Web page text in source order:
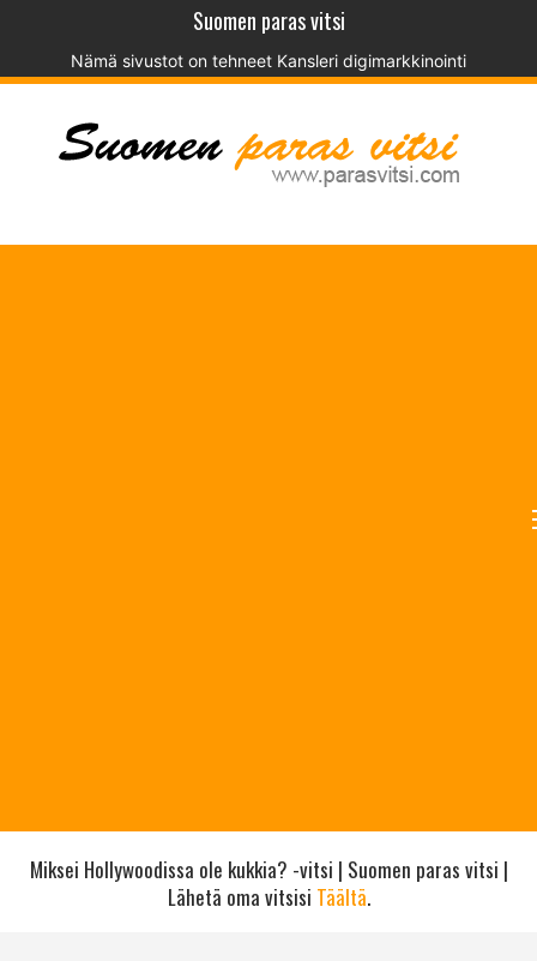
Suomen paras vitsi
Nämä sivustot on tehneet Kansleri digimarkkinointi
Miksei Hollywoodissa ole kukkia? -vitsi | Suomen paras vitsi |
Lähetä oma vitsisi Täältä.